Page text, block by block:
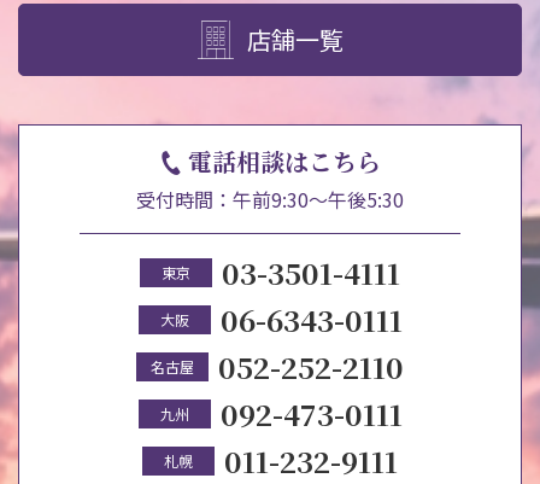
店舗一覧
電話相談はこちら
受付時間：午前9:30～午後5:30
東京 03-3501-4111
大阪 06-6343-0111
名古屋 052-252-2110
九州 092-473-0111
札幌 011-232-9111